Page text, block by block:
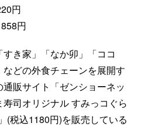
円
円
き家」「なか卯」「ココ
どの外食チェーンを展開す
販サイト「ゼンショーネッ
司オリジナル すみっコぐら
(税込1180円)を販売している